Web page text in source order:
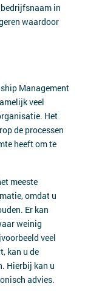
in
waardoor
Management
veel
Het
de processen
heeft om te
meeste
omdat u
Er kan
weinig
veel
kan u de
Hierbij kan u
advies.